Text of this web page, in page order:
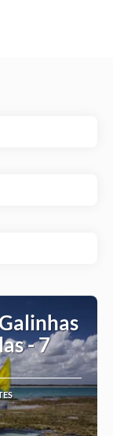
- 7